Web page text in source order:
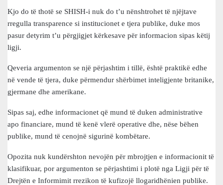
Kjo do të thotë se SHISH-i nuk do t’u nënshtrohet të njëjtave
rregulla transparence si institucionet e tjera publike, duke mos
pasur detyrim t’u përgjigjet kërkesave për informacion sipas këtij
ligji.
Qeveria argumenton se një përjashtim i tillë, është praktikë edhe
në vende të tjera, duke përmendur shërbimet inteligjente britanike,
gjermane dhe amerikane.
Sipas saj, edhe informacionet që mund të duken administrative
apo financiare, mund të kenë vlerë operative dhe, nëse bëhen
publike, mund të cenojnë sigurinë kombëtare.
Opozita nuk kundërshton nevojën për mbrojtjen e informacionit të
klasifikuar, por argumenton se përjashtimi i plotë nga Ligji për të
Drejtën e Informimit rrezikon të kufizojë llogaridhënien publike.